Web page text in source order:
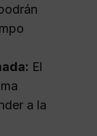
El
a la